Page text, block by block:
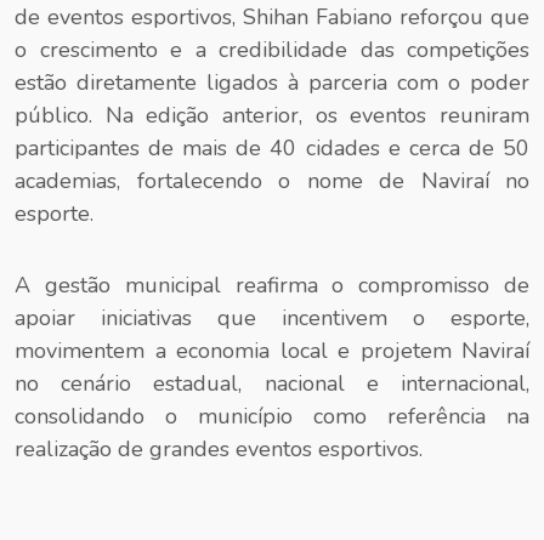
de eventos esportivos, Shihan Fabiano reforçou que
o crescimento e a credibilidade das competições
estão diretamente ligados à parceria com o poder
público. Na edição anterior, os eventos reuniram
participantes de mais de 40 cidades e cerca de 50
academias, fortalecendo o nome de Naviraí no
esporte.
A gestão municipal reafirma o compromisso de
apoiar iniciativas que incentivem o esporte,
movimentem a economia local e projetem Naviraí
no cenário estadual, nacional e internacional,
consolidando o município como referência na
realização de grandes eventos esportivos.